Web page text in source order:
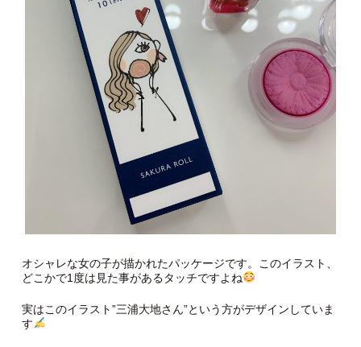
オシャレな女の子が描かれたパッケージです。このイラスト、
どこかで1度は見た事があるタッチですよね
実はこのイラスト”三浦大地さん”という方がデザインしていま
す